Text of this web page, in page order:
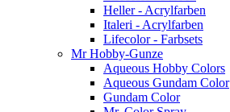
Heller - Acrylfarben
Italeri - Acrylfarben
Lifecolor - Farbsets
Mr Hobby-Gunze
Aqueous Hobby Colors
Aqueous Gundam Color
Gundam Color